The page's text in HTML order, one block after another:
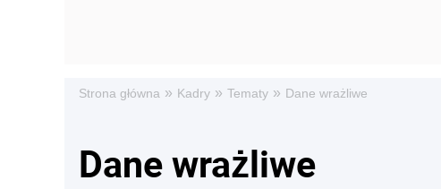
Strona główna » Kadry » Tematy » Dane wrażliwe
Dane wrażliwe